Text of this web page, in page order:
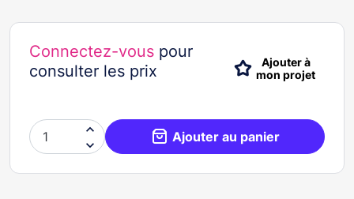
Connectez-vous pour
consulter les prix
Ajouter à
mon projet

 Ajouter au panier